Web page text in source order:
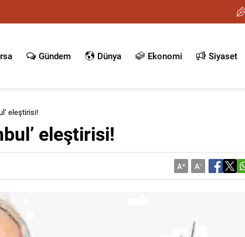
Gündem Dünya Ekonomi Siyaset
eleştirisi!
eleştirisi!
A+ A-